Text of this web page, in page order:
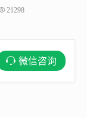
21298
微信咨询